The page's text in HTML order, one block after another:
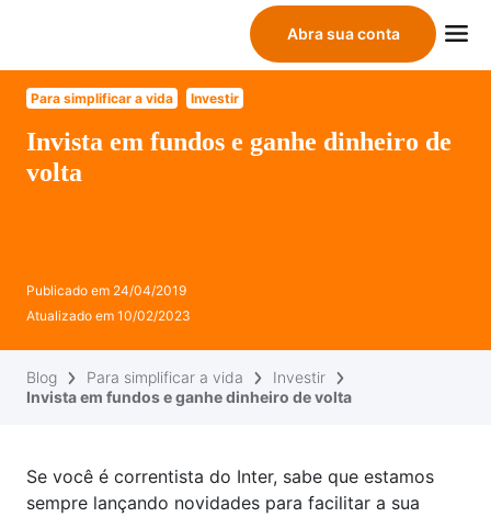
Abra sua conta
Para simplificar a vida Investir
Invista em fundos e ganhe dinheiro de
volta
Publicado em 24/04/2019
Atualizado em 10/02/2023
Blog Para simplificar a vida
Investir
Invista em fundos e ganhe dinheiro de volta
Se você é correntista do Inter, sabe que estamos
sempre lançando novidades para facilitar a sua